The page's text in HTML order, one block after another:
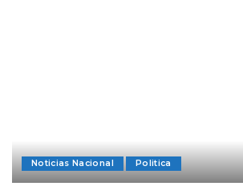
Noticias Nacional Politica